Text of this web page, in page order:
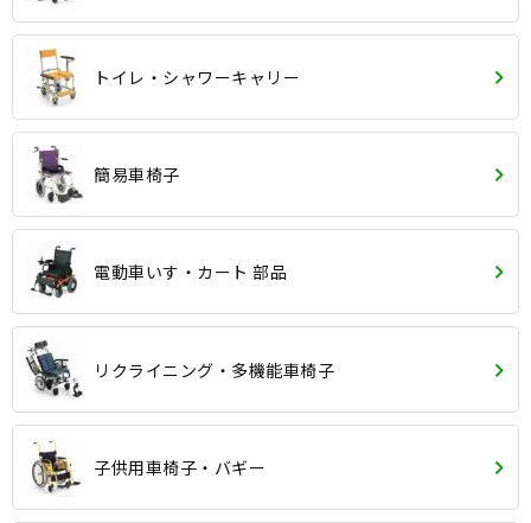
トイレ・シャワーキャリー
簡易車椅子
電動車いす・カート 部品
リクライニング・多機能車椅子
子供用車椅子・バギー